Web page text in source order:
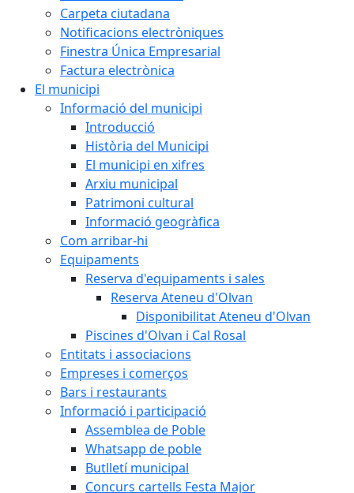
Carpeta ciutadana
Notificacions electròniques
Finestra Única Empresarial
Factura electrònica
El municipi
Informació del municipi
Introducció
Història del Municipi
El municipi en xifres
Arxiu municipal
Patrimoni cultural
Informació geogràfica
Com arribar-hi
Equipaments
Reserva d'equipaments i sales
Reserva Ateneu d'Olvan
Disponibilitat Ateneu d'Olvan
Piscines d'Olvan i Cal Rosal
Entitats i associacions
Empreses i comerços
Bars i restaurants
Informació i participació
Assemblea de Poble
Whatsapp de poble
Butlletí municipal
Concurs cartells Festa Major